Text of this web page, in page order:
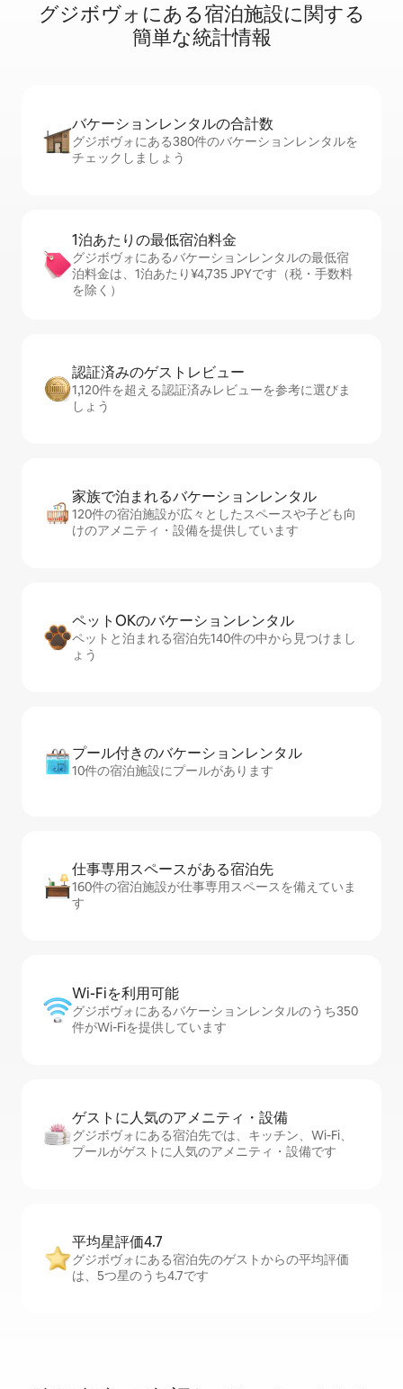
グジボヴォに⁠あ⁠る宿⁠泊⁠施⁠設⁠に関⁠す⁠る
簡⁠単⁠な統⁠計⁠情⁠報
バケーションレ⁠ン⁠タ⁠ル⁠の合⁠計⁠数
グジボヴォにある380件のバケーションレンタルを
チェックしましょう
1泊あたりの最⁠低⁠宿⁠泊⁠料⁠金
グジボヴォにあるバケーションレンタルの最低宿
泊料金は、1泊あたり¥4,735 JPYです（税・手数料
を除く）
認証済みのゲ⁠ス⁠ト⁠レ⁠ビ⁠ュ⁠ー
1,120件を超える認証済みレビューを参考に選びま
しょう
家族で泊まれるバ⁠ケ⁠ー⁠シ⁠ョ⁠ンレ⁠ン⁠タ⁠ル
120件の宿泊施設が広々としたスペースや子ども向
けのアメニティ・設備を提供しています
ペットOKのバ⁠ケ⁠ー⁠シ⁠ョ⁠ンレ⁠ン⁠タ⁠ル
ペットと泊まれる宿泊先140件の中から見つけまし
ょう
プール付きのバ⁠ケ⁠ー⁠シ⁠ョ⁠ンレ⁠ン⁠タ⁠ル
10件の宿泊施設にプールがあります
仕事専用ス⁠ペ⁠ー⁠スがあ⁠る宿⁠泊⁠先
160件の宿泊施設が仕事専用スペースを備えていま
す
Wi-Fiを利⁠用⁠可⁠能
グジボヴォにあるバケーションレンタルのうち350
件がWi-Fiを提供しています
ゲストに人⁠気⁠のア⁠メ⁠ニ⁠テ⁠ィ・設⁠備
グジボヴォにある宿泊先では、キッチン、Wi-Fi、
プールがゲストに人気のアメニティ・設備です
平均星評価4.7
グジボヴォにある宿泊先のゲストからの平均評価
は、5つ星のうち4.7です